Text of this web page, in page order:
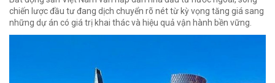
chiến lược đầu tư đang dịch chuyển rõ nét từ kỳ vọng tăng giá sang
những dự án có giá trị khai thác và hiệu quả vận hành bền vững.